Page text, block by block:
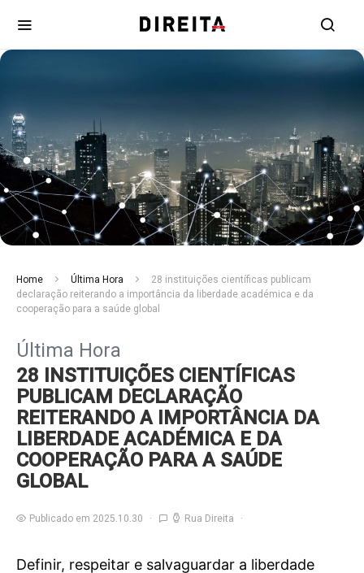
Home Última Hora
28 instituições científicas publicam
declaração reiterando a importância da liberdade académica e da
cooperação para a saúde global
Última Hora
28 INSTITUIÇÕES CIENTÍFICAS
PUBLICAM DECLARAÇÃO
REITERANDO A IMPORTÂNCIA DA
LIBERDADE ACADÉMICA E DA
COOPERAÇÃO PARA A SAÚDE
GLOBAL
Publicado em 2025.10.30 Rua Direita
Definir, respeitar e salvaguardar a liberdade